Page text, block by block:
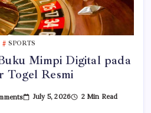
SPORTS
Mimpi Digital pada
Togel Resmi
On July 5, 2026 2 Min Read